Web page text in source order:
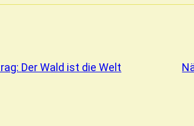
Der Wald ist die Welt